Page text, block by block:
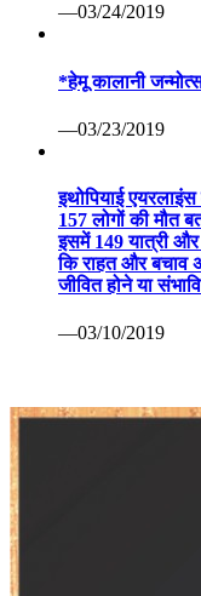
—03/24/2019
*हेमू कालानी
—03/23/2019
इथोपियाई
157 लोगों की मौत
इसमें 149 यात्री
कि राहत और बचाव
जीवित होने या
—03/10/2019